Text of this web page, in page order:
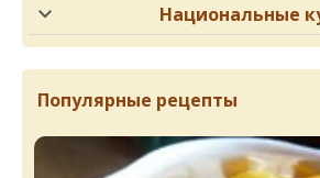
Национальные
Популярные рецепты